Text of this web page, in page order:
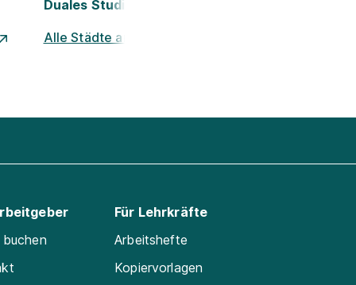
Duales Studium Nürnberg
Alle Städte ansehen
Für Lehrkräfte
Arbeitshefte
Kopiervorlagen